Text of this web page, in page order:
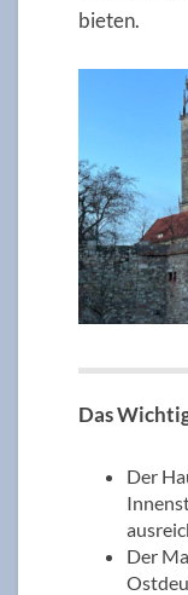
bieten.
Das
Der
Der